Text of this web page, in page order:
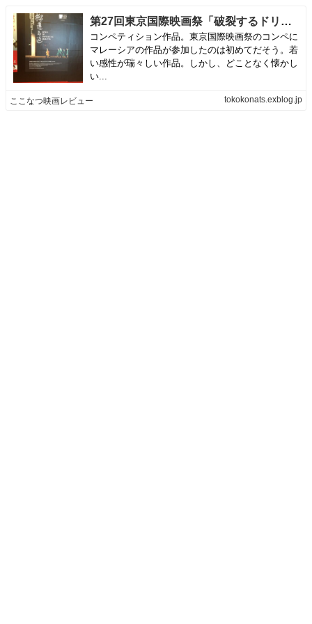
第27回東京国際映画祭「破裂するドリアンの河の記憶」 | ここなつ映画レビュー
コンペティション作品。東京国際映画祭のコンペに
マレーシアの作品が参加したのは初めてだそう。若
い感性が瑞々しい作品。しかし、どことなく懐かし
い...
ここなつ映画レビュー tokokonats.exblog.jp